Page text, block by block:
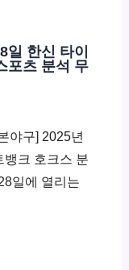
한신 타이
포츠 분석 무
야구] 2025년
뱅크 호크스 분
일에 열리는